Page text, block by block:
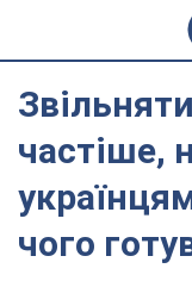
частіше,
чого